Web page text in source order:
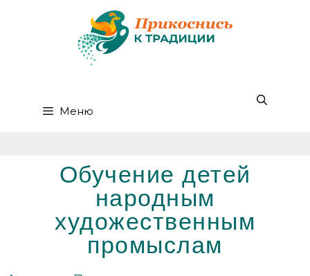
Меню
Обучение детей
народным
художественным
промыслам